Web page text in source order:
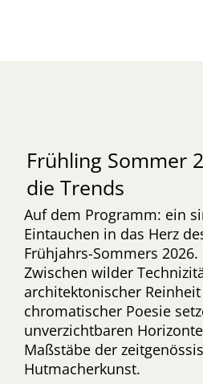
Frühling Sommer
die Trends
Auf dem Programm: ein
Eintauchen in das Herz
Frühjahrs-Sommers 2026.
Zwischen wilder
architektonischer
chromatischer Poesie
unverzichtbaren
Maßstäbe der
Hutmacherkunst.